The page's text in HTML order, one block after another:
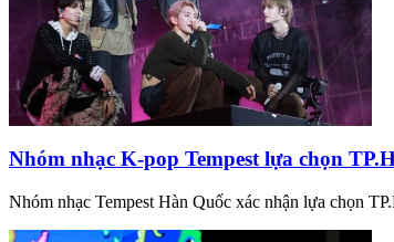
Nhóm nhạc K-pop Tempest lựa chọn
Nhóm nhạc Tempest Hàn Quốc xác nhận lựa chọn